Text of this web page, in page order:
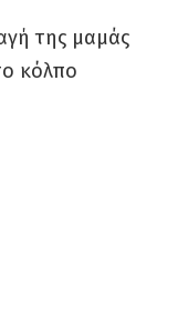
της μαμάς
κόλπο